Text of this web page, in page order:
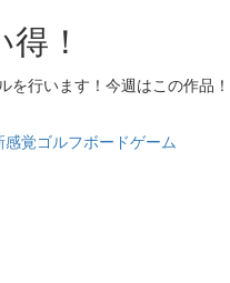
！
行います！今週はこの作品！
覚ゴルフボードゲーム